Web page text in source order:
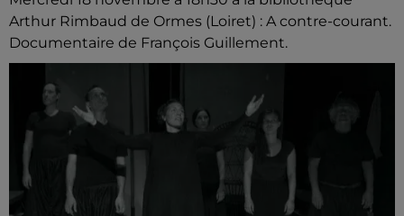
Arthur Rimbaud de Ormes (Loiret) : A contre-courant.
Documentaire de François Guillement.